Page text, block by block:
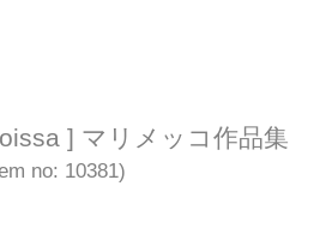
] マリメッコ作品集
no: 10381)